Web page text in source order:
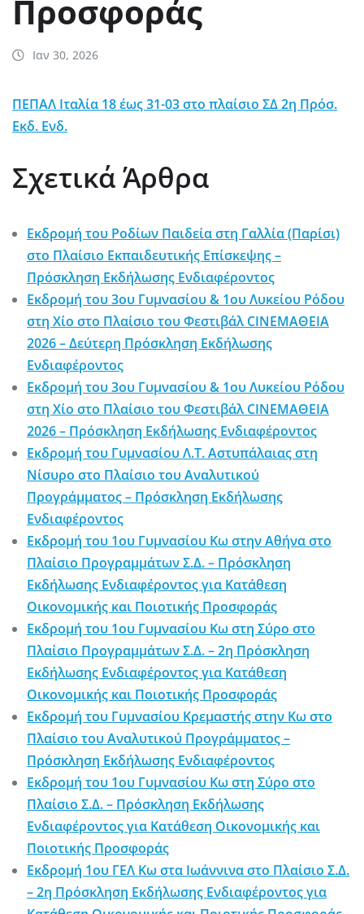
Προσφοράς
Ιαν 30, 2026
ΠΕΠΑΛ Ιταλία 18 έως 31-03 στο πλαίσιο ΣΔ 2η Πρόσ.
Εκδ. Ενδ.
Σχετικά Άρθρα
Εκδρομή του Ροδίων Παιδεία στη Γαλλία (Παρίσι)
στο Πλαίσιο Εκπαιδευτικής Επίσκεψης –
Πρόσκληση Εκδήλωσης Ενδιαφέροντος
Εκδρομή του 3ου Γυμνασίου & 1ου Λυκείου Ρόδου
στη Χίο στο Πλαίσιο του Φεστιβάλ CINEΜΑΘΕΙΑ
2026 – Δεύτερη Πρόσκληση Εκδήλωσης
Ενδιαφέροντος
Εκδρομή του 3ου Γυμνασίου & 1ου Λυκείου Ρόδου
στη Χίο στο Πλαίσιο του Φεστιβάλ CINEΜΑΘΕΙΑ
2026 – Πρόσκληση Εκδήλωσης Ενδιαφέροντος
Εκδρομή του Γυμνασίου Λ.Τ. Αστυπάλαιας στη
Νίσυρο στο Πλαίσιο του Αναλυτικού
Προγράμματος – Πρόσκληση Εκδήλωσης
Ενδιαφέροντος
Εκδρομή του 1ου Γυμνασίου Κω στην Αθήνα στο
Πλαίσιο Προγραμμάτων Σ.Δ. – Πρόσκληση
Εκδήλωσης Ενδιαφέροντος για Κατάθεση
Οικονομικής και Ποιοτικής Προσφοράς
Εκδρομή του 1ου Γυμνασίου Κω στη Σύρο στο
Πλαίσιο Προγραμμάτων Σ.Δ. – 2η Πρόσκληση
Εκδήλωσης Ενδιαφέροντος για Κατάθεση
Οικονομικής και Ποιοτικής Προσφοράς
Εκδρομή του Γυμνασίου Κρεμαστής στην Κω στο
Πλαίσιο του Αναλυτικού Προγράμματος –
Πρόσκληση Εκδήλωσης Ενδιαφέροντος
Εκδρομή του 1ου Γυμνασίου Κω στη Σύρο στο
Πλαίσιο Σ.Δ. – Πρόσκληση Εκδήλωσης
Ενδιαφέροντος για Κατάθεση Οικονομικής και
Ποιοτικής Προσφοράς
Εκδρομή 1ου ΓΕΛ Κω στα Ιωάννινα στο Πλαίσιο Σ.Δ.
– 2η Πρόσκληση Εκδήλωσης Ενδιαφέροντος για